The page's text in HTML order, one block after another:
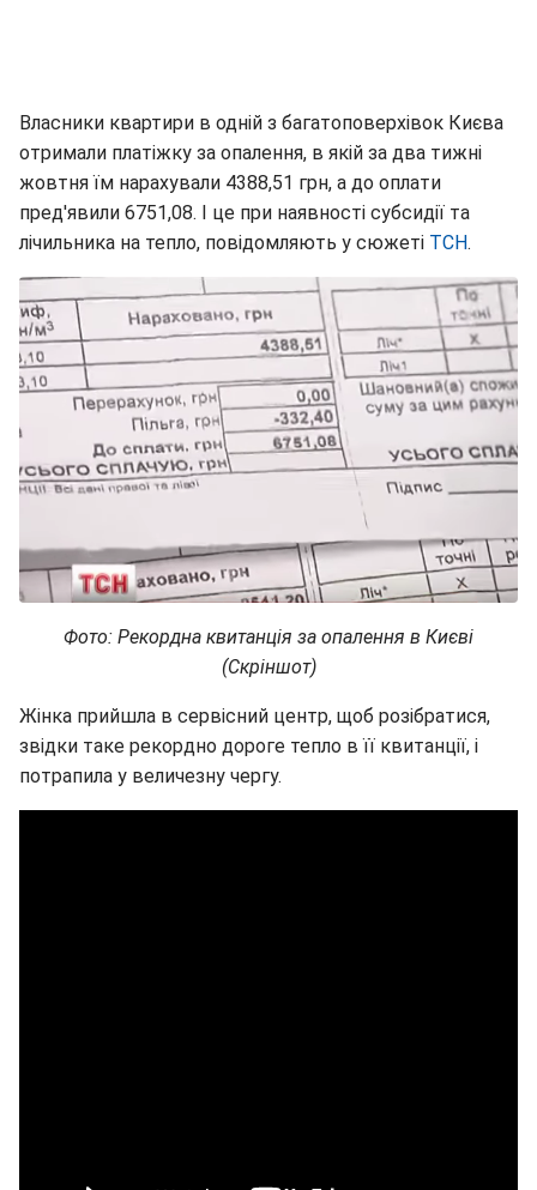
Власники квартири в одній з багатоповерхівок Києва
отримали платіжку за опалення, в якій за два тижні
жовтня їм нарахували 4388,51 грн, а до оплати
пред'явили 6751,08. І це при наявності субсидії та
лічильника на тепло, повідомляють у сюжеті ТСН.
Фото: Рекордна квитанція за опалення в Києві
(Скріншот)
Жінка прийшла в сервісний центр, щоб розібратися,
звідки таке рекордно дороге тепло в її квитанції, і
потрапила у величезну чергу.